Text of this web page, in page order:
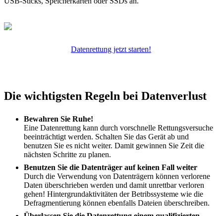
Datenrettung jetzt starten!
Die wichtigsten Regeln bei Datenverlust
Bewahren Sie Ruhe!
Eine Datenrettung kann durch vorschnelle Rettungsversuche
beeinträchtigt werden. Schalten Sie das Gerät ab und
benutzen Sie es nicht weiter. Damit gewinnen Sie Zeit die
nächsten Schritte zu planen.
Benutzen Sie die Datenträger auf keinen Fall weiter
Durch die Verwendung von Datenträgern können verlorene
Daten überschrieben werden und damit unrettbar verloren
gehen! Hintergrundaktivitäten der Betribssysteme wie die
Defragmentierung können ebenfalls Dateien überschreiben.